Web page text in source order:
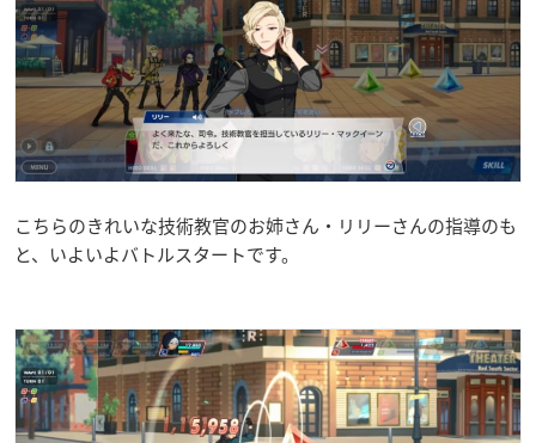
こちらのきれいな技術教官のお姉さん・リリーさんの指導のも
と、いよいよバトルスタートです。